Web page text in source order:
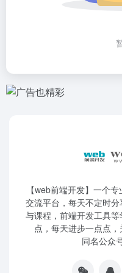
【web前端开发】一个
交流平台，每天不定时
与课程，前端开发工具
点，每天进步一点点，
同名公众